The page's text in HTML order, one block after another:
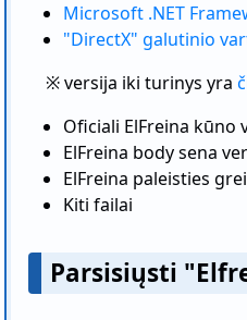
Microsoft .NET
"DirectX" galutinio
※ versija iki turinys yra
Oficiali ElFreina kūno
ElFreina body sena
ElFreina paleisties
Kiti failai
Parsisiųsti